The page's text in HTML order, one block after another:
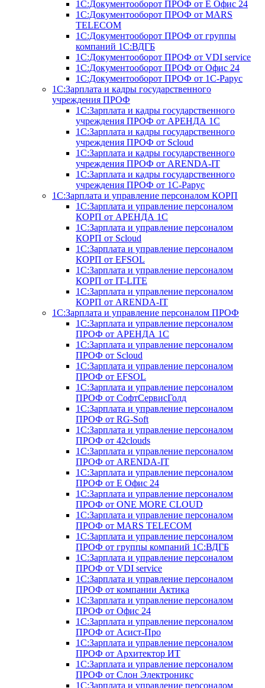
1С:Документооборот ПРОФ от Е Офис 24
1С:Документооборот ПРОФ от MARS
TELECOM
1С:Документооборот ПРОФ от группы
компаний 1С:ВДГБ
1С:Документооборот ПРОФ от VDI service
1С:Документооборот ПРОФ от Офис 24
1С:Документооборот ПРОФ от 1С-Рарус
1С:Зарплата и кадры государственного
учреждения ПРОФ
1С:Зарплата и кадры государственного
учреждения ПРОФ от АРЕНДА 1С
1С:Зарплата и кадры государственного
учреждения ПРОФ от Scloud
1С:Зарплата и кадры государственного
учреждения ПРОФ от ARENDA-IT
1С:Зарплата и кадры государственного
учреждения ПРОФ от 1С-Рарус
1С:Зарплата и управление персоналом КОРП
1С:Зарплата и управление персоналом
КОРП от АРЕНДА 1С
1С:Зарплата и управление персоналом
КОРП от Scloud
1С:Зарплата и управление персоналом
КОРП от EFSOL
1С:Зарплата и управление персоналом
КОРП от IT-LITE
1С:Зарплата и управление персоналом
КОРП от ARENDA-IT
1С:Зарплата и управление персоналом ПРОФ
1С:Зарплата и управление персоналом
ПРОФ от АРЕНДА 1С
1С:Зарплата и управление персоналом
ПРОФ от Scloud
1С:Зарплата и управление персоналом
ПРОФ от EFSOL
1С:Зарплата и управление персоналом
ПРОФ от СофтСервисГолд
1С:Зарплата и управление персоналом
ПРОФ от RG-Soft
1С:Зарплата и управление персоналом
ПРОФ от 42clouds
1С:Зарплата и управление персоналом
ПРОФ от ARENDA-IT
1С:Зарплата и управление персоналом
ПРОФ от Е Офис 24
1С:Зарплата и управление персоналом
ПРОФ от ONE MORE CLOUD
1С:Зарплата и управление персоналом
ПРОФ от MARS TELECOM
1С:Зарплата и управление персоналом
ПРОФ от группы компаний 1С:ВДГБ
1С:Зарплата и управление персоналом
ПРОФ от VDI service
1С:Зарплата и управление персоналом
ПРОФ от компании Актика
1С:Зарплата и управление персоналом
ПРОФ от Офис 24
1С:Зарплата и управление персоналом
ПРОФ от Асист-Про
1С:Зарплата и управление персоналом
ПРОФ от Архитектор ИТ
1С:Зарплата и управление персоналом
ПРОФ от Слон Электроникс
1С:Зарплата и управление персоналом